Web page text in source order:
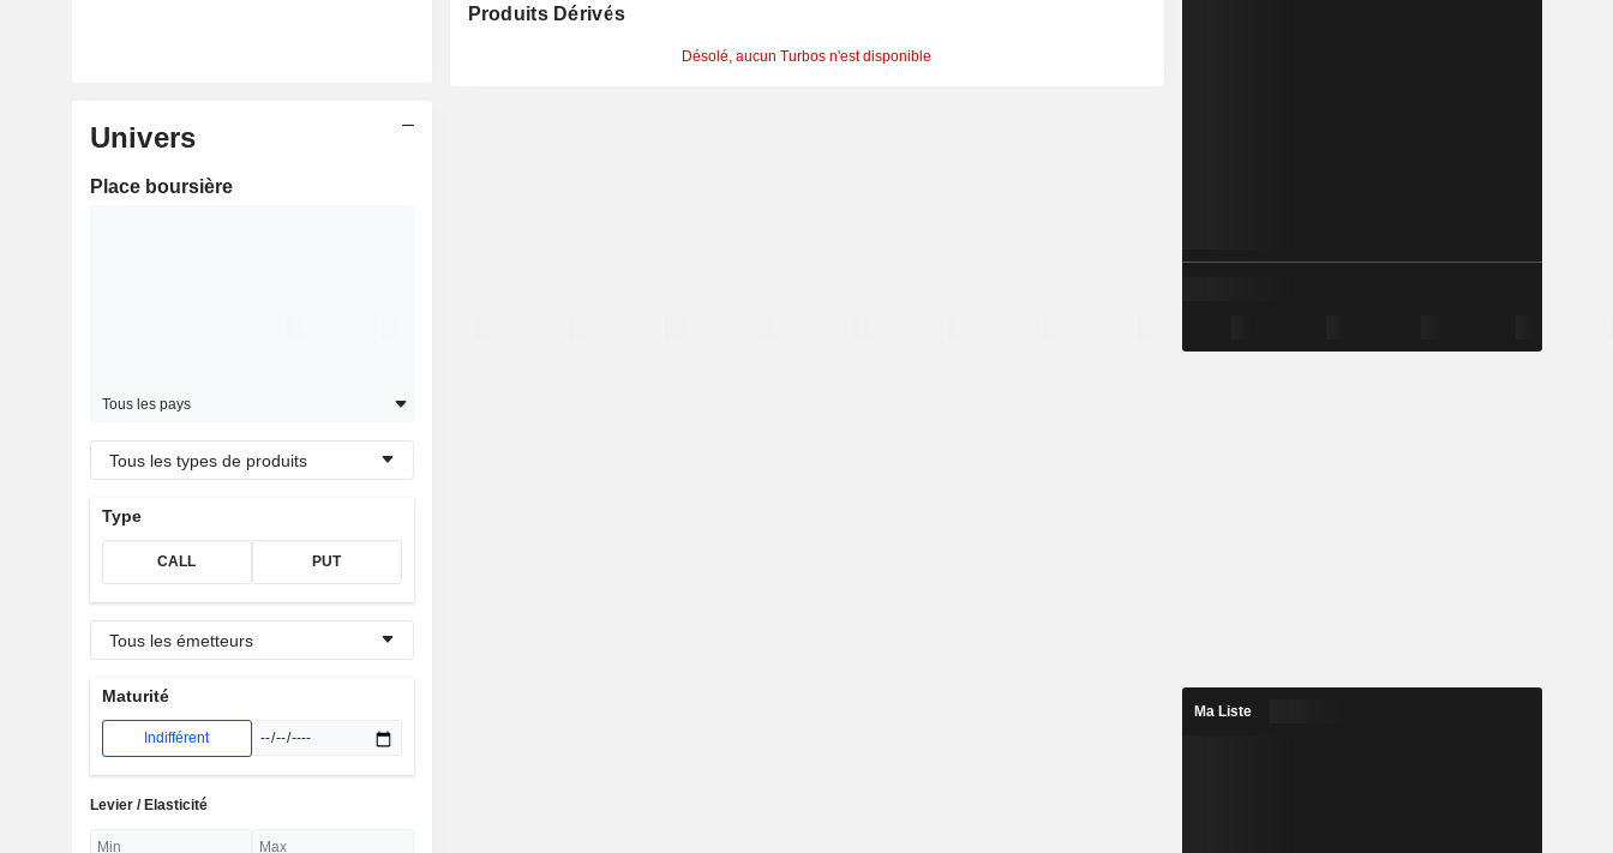
Univers
Place boursière
Tous les pays
Tous les types de produits
Type
CALL PUT
Tous les émetteurs
Maturité
Indifférent
Levier / Elasticité
Produits Dérivés
Désolé, aucun Turbos n'est disponible
Ma Liste